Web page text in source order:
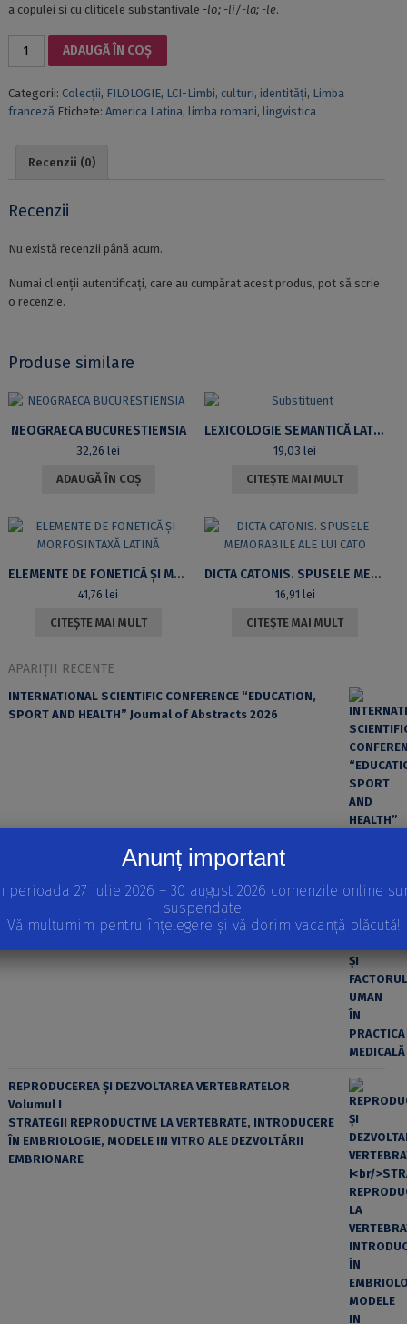
a copulei si cu cliticele substantivale -lo; -li/-la; -le.
COPULE/CLITIQUE
SUJET
AU
DE
ET
ESTAR
ADAUGĂ ÎN COȘ
Categorii: Colecții, FILOLOGIE, LCI-Limbi, culturi, identități, Limba
franceză Etichete: America Latina, limba romani, lingvistica
Recenzii (0)
Recenzii
Nu există recenzii până acum.
Numai clienții autentificați, care au cumpărat acest produs, pot să scrie
o recenzie.
Produse similare
NEOGRAECA BUCURESTIENSIA
32,26lei
ADAUGĂ ÎN COȘ
LEXICOLOGIE SEMANTICĂ LATINĂ
19,03lei
CITEȘTE MAI MULT
ELEMENTE DE FONETICĂ ȘI MORFOSINTAXĂ LATINĂ
41,76lei
CITEȘTE MAI MULT
DICTA CATONIS. SPUSELE MEMORABILE ALE LUI CATO
16,91 lei
CITEȘTE MAI MULT
APARIȚII RECENTE
INTERNATIONAL SCIENTIFIC CONFERENCE “EDUCATION,
SPORT AND HEALTH” Journal of Abstracts 2026
EROAREA ȘI FACTORUL UMAN ÎN PRACTICA MEDICALĂ
REPRODUCEREA ȘI DEZVOLTAREA VERTEBRATELOR
Volumul I
STRATEGII REPRODUCTIVE LA VERTEBRATE, INTRODUCERE
ÎN EMBRIOLOGIE, MODELE IN VITRO ALE DEZVOLTĂRII
EMBRIONARE
Anunț important
perioada 27 iulie 2026 – 30 august 2026 comenzile online
suspendate.
Vă mulțumim pentru înțelegere și vă dorim vacanță plăcută!